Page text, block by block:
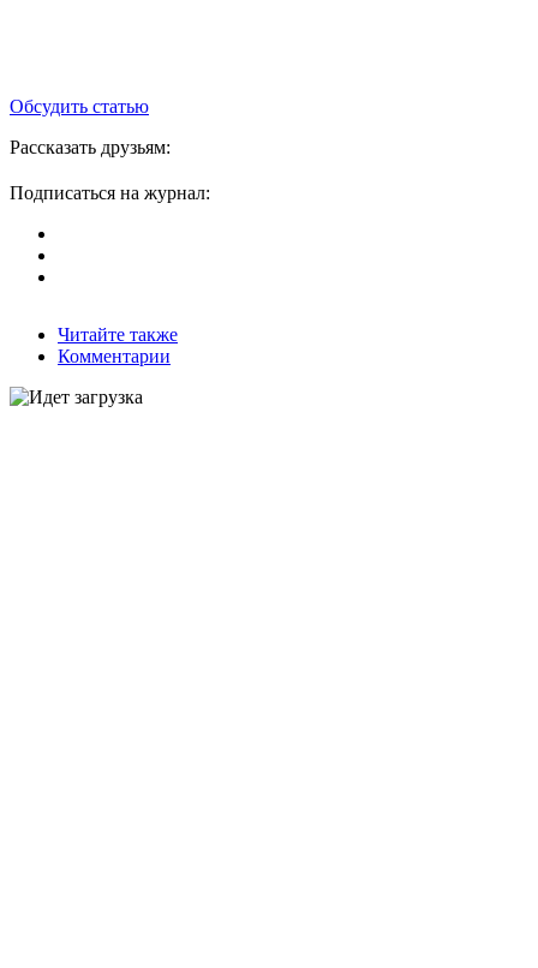
Обсудить статью
Рассказать друзьям:
Подписаться на журнал:
Читайте также
Комментарии